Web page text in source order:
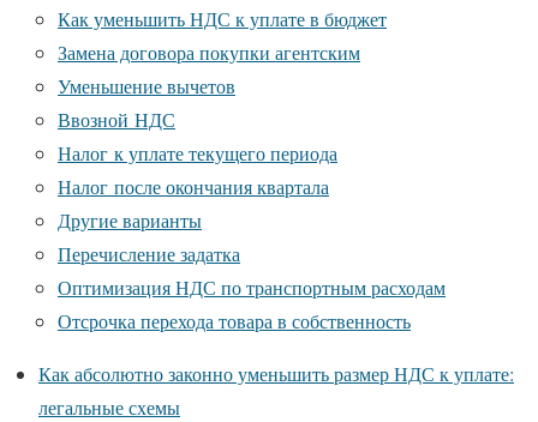
Как уменьшить НДС к уплате в бюджет
Замена договора покупки агентским
Уменьшение вычетов
Ввозной НДС
Налог к уплате текущего периода
Налог после окончания квартала
Другие варианты
Перечисление задатка
Оптимизация НДС по транспортным расходам
Отсрочка перехода товара в собственность
Как абсолютно законно уменьшить размер НДС к уплате:
легальные схемы